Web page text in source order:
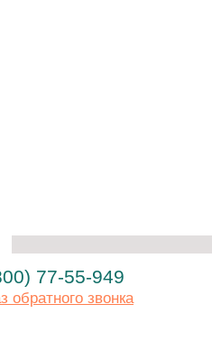
77-55-949
обратного звонка